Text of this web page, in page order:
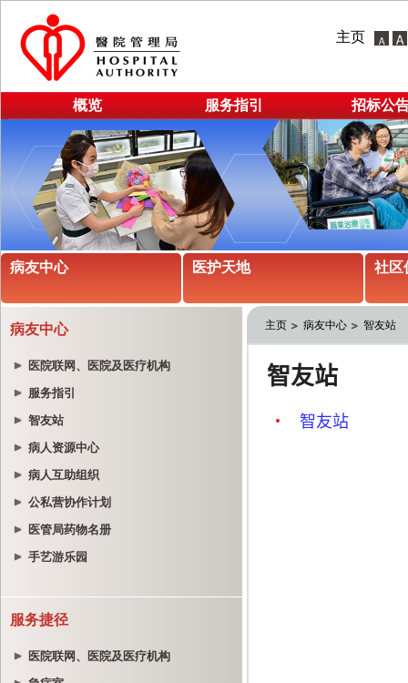
主页
概览 服务指引 招标公
病友中心 医护天地 社区
病友中心
医院联网、医院及医疗机构
服务指引
智友站
病人资源中心
病人互助组织
公私营协作计划
医管局药物名册
手艺游乐园
服务捷径
医院联网、医院及医疗机构
主页 病友中心 智友站